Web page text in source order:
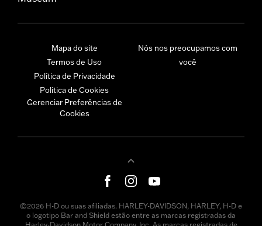
Mapa do site
Termos de Uso
Política de Privacidade
Política de Cookies
Gerenciar Preferências de
Cookies
Nós nos preocupamos com
você
©2026 H-D ou suas afiliadas. HARLEY-DAVIDSON, HARLEY, H-D e
o logotipo Bar and Shield estão entre as marcas registradas da